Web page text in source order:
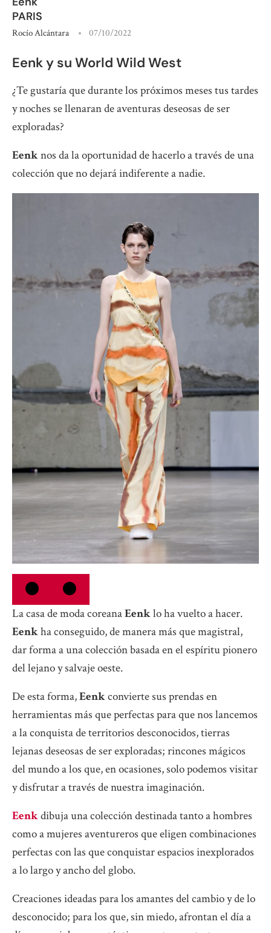
PARIS
Rocío Alcántara 07/10/2022
Eenk y su World Wild West
¿Te gustaría que durante los próximos meses tus tardes
y noches se llenaran de aventuras deseosas de ser
exploradas?
Eenknos da la oportunidad de hacerlo a través de una
colección que no dejará indiferente a nadie.
La casa de moda coreanaEenklo ha vuelto a hacer.
Eenkha conseguido, de manera más que magistral,
dar forma a una colección basada en el espíritu pionero
del lejano y salvaje oeste.
De esta forma,Eenkconvierte sus prendas en
herramientas más que perfectas para que nos lancemos
a la conquista de territorios desconocidos, tierras
lejanas deseosas de ser exploradas; rincones mágicos
del mundo a los que, en ocasiones, solo podemos visitar
y disfrutar a través de nuestra imaginación.
Eenkdibuja una colección destinada tanto a hombres
como a mujeres aventureros que eligen combinaciones
perfectas con las que conquistar espacios inexplorados
a lo largo y ancho del globo.
Creaciones ideadas para los amantes del cambio y de lo
desconocido; para los que, sin miedo, afrontan el día a